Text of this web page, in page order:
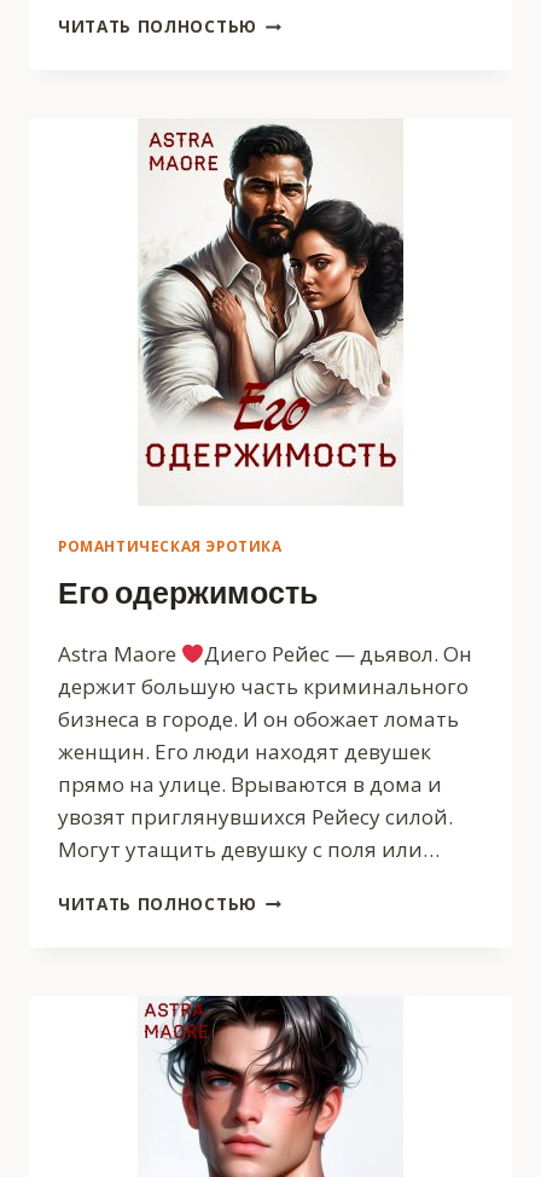
ЧИТАТЬ ПОЛНОСТЬЮ ПРОДАННАЯ
РОМАНТИЧЕСКАЯ ЭРОТИКА
Его одержимость
Astra Maore
Диего Рейес — дьявол. Он
держит большую часть криминального
бизнеса в городе. И он обожает ломать
женщин. Его люди находят девушек
прямо на улице. Врываются в дома и
увозят приглянувшихся Рейесу силой.
Могут утащить девушку с поля или…
ЧИТАТЬ ПОЛНОСТЬЮ ЕГО